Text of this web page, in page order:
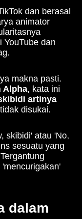
dan berasal
animator
YouTube dan
makna pasti.
Alpha, kata ini
artinya
disukai.
skibidi' atau 'No,
sesuatu yang
dalam